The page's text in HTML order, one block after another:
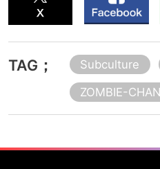
TAG； Subculture
ZOMBIE-